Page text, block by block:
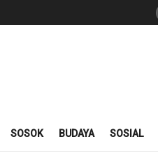
SOSOK BUDAYA SOSIAL